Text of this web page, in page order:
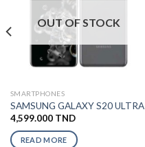
OUT OF STOCK
SMARTPHONES
SAMSUNG GALAXY S20 ULTRA
4,599.000 TND
READ MORE